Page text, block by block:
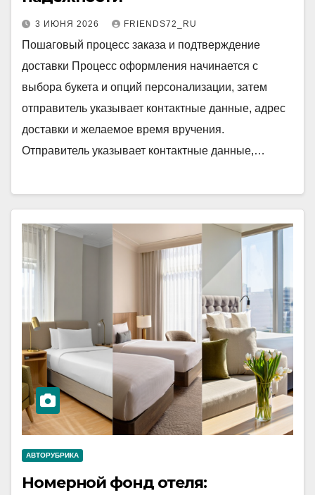
3 ИЮНЯ 2026 FRIENDS72_RU
Пошаговый процесс заказа и подтверждение
доставки Процесс оформления начинается с
выбора букета и опций персонализации, затем
отправитель указывает контактные данные, адрес
доставки и желаемое время вручения.
Отправитель указывает контактные данные,…
АВТОРУБРИКА
Номерной фонд отеля: